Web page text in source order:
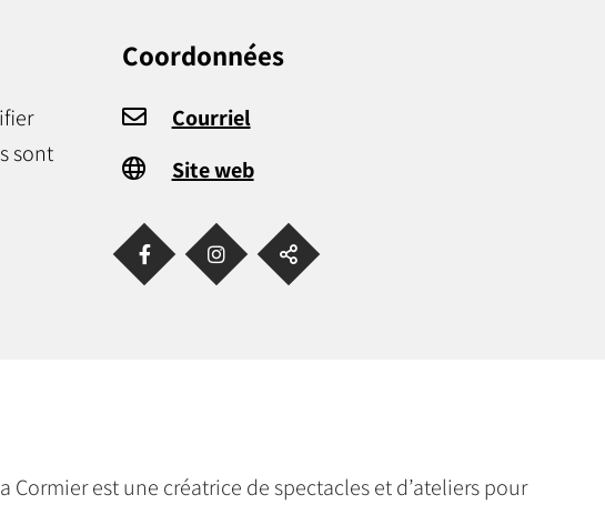
sont
Coordonnées
Courriel
Site web
Cormier est une créatrice de spectacles et d’ateliers pour